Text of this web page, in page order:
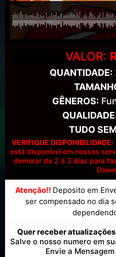
VALOR:
QUANTIDADE:
GÊNEROS:
TUDO
VERIFIQUE DISPONIBILIDADE:
está disponível em nossos
demorar de 2 á 3 dias para
Atenção!! Deposito em
ser compensado no dia
Quer receber
Salve o nosso numero em
Envie a Mensagem